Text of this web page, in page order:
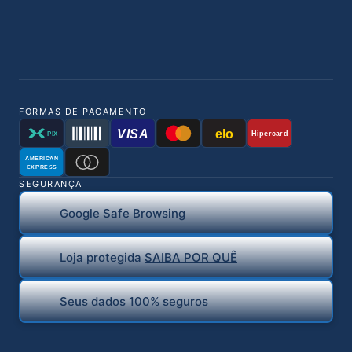
FORMAS DE PAGAMENTO
PIX VISA elo Hipercard
AMERICAN
EXPRESS
SEGURANÇA
Google Safe Browsing
Loja protegidaSAIBA POR QUÊ
Seus dados 100% seguros